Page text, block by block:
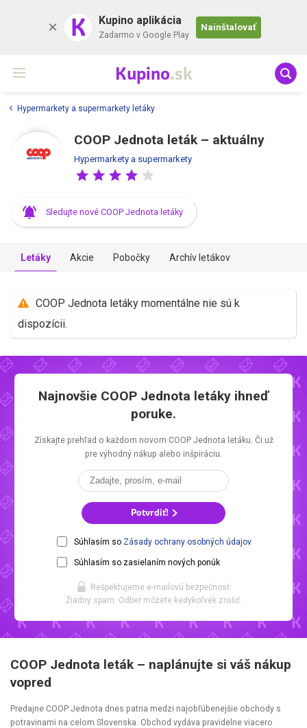
K Kupino aplikácia
Zadarmo v Google Play
Nainštalovať
Kupino.sk
Hypermarkety a supermarkety letáky
COOP Jednota leták –⁠ aktuálny
Hypermarkety a supermarkety
Sledujte nové COOP Jednota letáky
Letáky Akcie Pobočky Archív letákov
COOP Jednota letáky momentálne nie sú k
dispozícii.
Najnovšie COOP Jednota letáky ihneď
poruke.
Získajte prehľad o každom novom COOP Jednota letáku. Či už
pre výhodný nákup alebo inšpiráciu.
Potvrdiť!
Súhlasím so Zásady ochrany osobných údajov
Súhlasím so zasielaním nových ponúk
Rešpektujeme e-mailovú bezpečnosť.
Žiadny spam. Odber môžete kedykoľvek zrušiť.
COOP Jednota leták – naplánujte si váš nákup
vopred
Predajne COOP Jednota dnes patria medzi najobľúbenejšie obchody s
potravinami na celom Slovenska. Obchod vydáva pravidelne viacero